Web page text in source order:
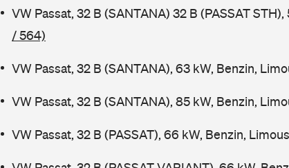
VW Passat, 32 B (SANTANA) 32 B (PASSAT
/ 564)
VW Passat, 32 B (SANTANA), 63 kW, Benzin,
VW Passat, 32 B (SANTANA), 85 kW, Benzin,
VW Passat, 32 B (PASSAT), 66 kW, Benzin,